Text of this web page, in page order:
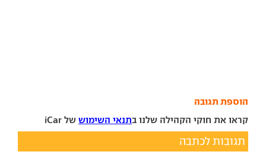
הוספת תגובה
קראו את חוקי הקהילה שלנו בתנאי השימוש של iCar
תגובות לכתבה